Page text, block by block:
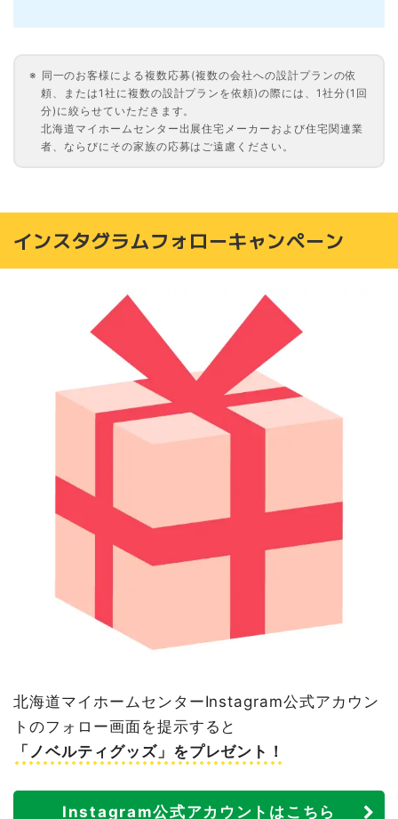
同一のお客様による複数応募(複数の会社への設計プランの依
頼、または1社に複数の設計プランを依頼)の際には、1社分(1回
分)に絞らせていただきます。
北海道マイホームセンター出展住宅メーカーおよび住宅関連業
者、ならびにその家族の応募はご遠慮ください。
インスタグラムフォローキャンペーン
北海道マイホームセンターInstagram公式アカウン
トのフォロー画面を提示すると
「ノベルティグッズ」をプレゼント！
Instagram公式アカウントはこちら